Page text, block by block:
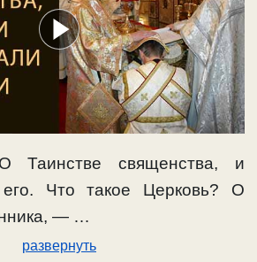
О Таинстве священства, и
его. Что такое Церковь? О
— …
развернуть